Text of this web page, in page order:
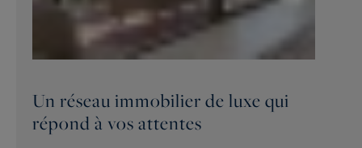
Un réseau immobilier de luxe qui
répond à vos attentes